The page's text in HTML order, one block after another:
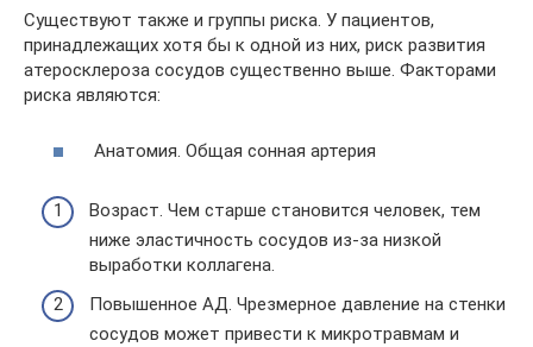
Существуют также и группы риска. У пациентов,
принадлежащих хотя бы к одной из них, риск развития
атеросклероза сосудов существенно выше. Факторами
риска являются:
Анатомия. Общая сонная артерия
Возраст. Чем старше становится человек, тем
ниже эластичность сосудов из-за низкой
выработки коллагена.
Повышенное АД. Чрезмерное давление на стенки
сосудов может привести к микротравмам и